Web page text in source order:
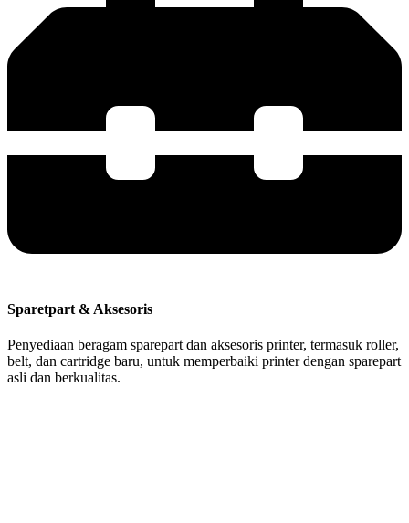
Sparetpart & Aksesoris
Penyediaan beragam sparepart dan aksesoris printer, termasuk roller,
belt, dan cartridge baru, untuk memperbaiki printer dengan sparepart
asli dan berkualitas.